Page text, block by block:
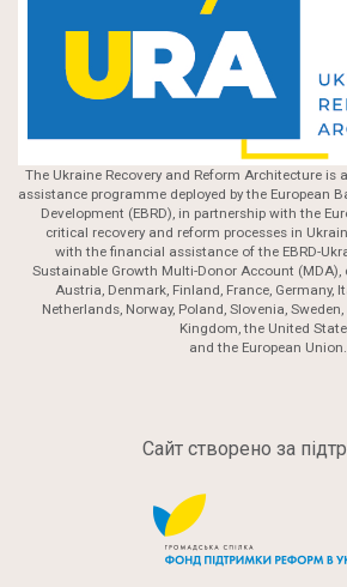
The Ukraine Recovery and Reform Architecture is
assistance programme deployed by the European
Development (EBRD), in partnership with the
critical recovery and reform processes in
with the financial assistance of the EBRD-
Sustainable Growth Multi-Donor Account (MDA),
Austria, Denmark, Finland, France, Germany,
Netherlands, Norway, Poland, Slovenia, Sweden,
Kingdom, the United
and the European Union.
Сайт створено за